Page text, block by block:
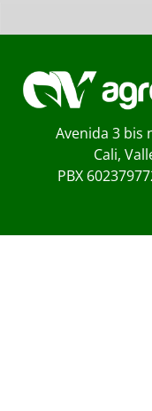
Avenida 3 bis
Cali,
PBX